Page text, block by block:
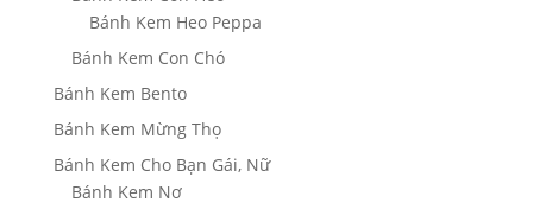
Bánh Kem Heo Peppa
Bánh Kem Con Chó
Bánh Kem Bento
Bánh Kem Mừng Thọ
Bánh Kem Cho Bạn Gái, Nữ
Bánh Kem Nơ